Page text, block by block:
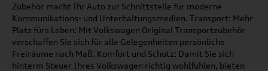
Zubehör macht Ihr Auto zur Schnittstelle für moderne
Kommunikations- und Unterhaltungsmedien. Transport: Mehr
Platz fürs Leben: Mit Volkswagen Original Transportzubehör
verschaffen Sie sich für alle Gelegenheiten persönliche
Freiräume nach Maß. Komfort und Schutz: Damit Sie sich
hinterm Steuer Ihres Volkswagen richtig wohlfühlen, bieten